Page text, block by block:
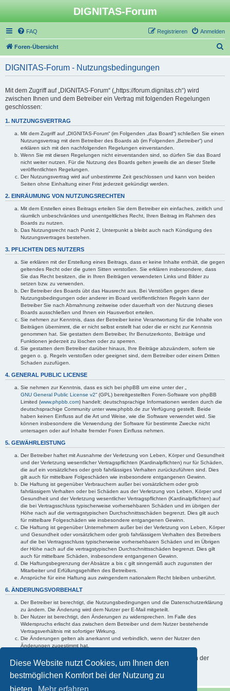
Diese Website nutzt Cookies, um Ihnen den
bestmöglichen Komfort bei der Nutzung zu
DIGNITAS-Forum
FAQ Anmelden
Registrieren
Foren-Übersicht
DIGNITAS-Forum - Nutzungsbedingungen
Mit dem Zugriff auf „DIGNITAS-Forum“ („https://forum.dignitas.ch“) wird
zwischen Ihnen und dem Betreiber ein Vertrag mit folgenden Regelungen
geschlossen:
1. NUTZUNGSVERTRAG
Mit dem Zugriff auf „DIGNITAS-Forum“ (im Folgenden „das Board“) schließen Sie einen
Nutzungsvertrag mit dem Betreiber des Boards ab (im Folgenden „Betreiber“) und
erklären sich mit den nachfolgenden Regelungen einverstanden.
Wenn Sie mit diesen Regelungen nicht einverstanden sind, so dürfen Sie das Board
nicht weiter nutzen. Für die Nutzung des Boards gelten jeweils die an dieser Stelle
veröffentlichten Regelungen.
Der Nutzungsvertrag wird auf unbestimmte Zeit geschlossen und kann von beiden
Seiten ohne Einhaltung einer Frist jederzeit gekündigt werden.
2. EINRÄUMUNG VON NUTZUNGSRECHTEN
Mit dem Erstellen eines Beitrags erteilen Sie dem Betreiber ein einfaches, zeitlich und
räumlich unbeschränktes und unentgeltliches Recht, Ihren Beitrag im Rahmen des
Boards zu nutzen.
Das Nutzungsrecht nach Punkt 2, Unterpunkt a bleibt auch nach Kündigung des
Nutzungsvertrages bestehen.
3. PFLICHTEN DES NUTZERS
Sie erklären mit der Erstellung eines Beitrags, dass er keine Inhalte enthält, die gegen
geltendes Recht oder die guten Sitten verstoßen. Sie erklären insbesondere, dass
Sie das Recht besitzen, die in Ihren Beiträgen verwendeten Links und Bilder zu
setzen bzw. zu verwenden.
Der Betreiber des Boards übt das Hausrecht aus. Bei Verstößen gegen diese
Nutzungsbedingungen oder anderer im Board veröffentlichten Regeln kann der
Betreiber Sie nach Abmahnung zeitweise oder dauerhaft von der Nutzung dieses
Boards ausschließen und Ihnen ein Hausverbot erteilen.
Sie nehmen zur Kenntnis, dass der Betreiber keine Verantwortung für die Inhalte von
Beiträgen übernimmt, die er nicht selbst erstellt hat oder die er nicht zur Kenntnis
genommen hat. Sie gestatten dem Betreiber, Ihr Benutzerkonto, Beiträge und
Funktionen jederzeit zu löschen oder zu sperren.
Sie gestatten dem Betreiber darüber hinaus, Ihre Beiträge abzuändern, sofern sie
gegen o. g. Regeln verstoßen oder geeignet sind, dem Betreiber oder einem Dritten
Schaden zuzufügen.
4. GENERAL PUBLIC LICENSE
Sie nehmen zur Kenntnis, dass es sich bei phpBB um eine unter der „
GNU General Public License v2“ (GPL) bereitgestellten Foren-Software von phpBB
Limited (www.phpbb.com) handelt; deutschsprachige Informationen werden durch die
deutschsprachige Community unter www.phpbb.de zur Verfügung gestellt. Beide
haben keinen Einfluss auf die Art und Weise, wie die Software verwendet wird. Sie
können insbesondere die Verwendung der Software für bestimmte Zwecke nicht
untersagen oder auf Inhalte fremder Foren Einfluss nehmen.
5. GEWÄHRLEISTUNG
Der Betreiber haftet mit Ausnahme der Verletzung von Leben, Körper und Gesundheit
und der Verletzung wesentlicher Vertragspflichten (Kardinalpflichten) nur für Schäden,
die auf ein vorsätzliches oder grob fahrlässiges Verhalten zurückzuführen sind. Dies
gilt auch für mittelbare Folgeschäden wie insbesondere entgangenen Gewinn.
Die Haftung ist gegenüber Verbrauchern außer bei vorsätzlichem oder grob
fahrlässigem Verhalten oder bei Schäden aus der Verletzung von Leben, Körper und
Gesundheit und der Verletzung wesentlicher Vertragspflichten (Kardinalpflichten) auf
die bei Vertragsschluss typischerweise vorhersehbaren Schäden und im übrigen der
Höhe nach auf die vertragstypischen Durchschnittsschäden begrenzt. Dies gilt auch
für mittelbare Folgeschäden wie insbesondere entgangenen Gewinn.
Die Haftung ist gegenüber Unternehmern außer bei der Verletzung von Leben, Körper
und Gesundheit oder vorsätzlichem oder grob fahrlässigem Verhalten des Betreibers
auf die bei Vertragsschluss typischerweise vorhersehbaren Schäden und im Übrigen
der Höhe nach auf die vertragstypischen Durchschnittsschäden begrenzt. Dies gilt
auch für mittelbare Schäden, insbesondere entgangenen Gewinn.
Die Haftungsbegrenzung der Absätze a bis c gilt sinngemäß auch zugunsten der
Mitarbeiter und Erfüllungsgehilfen des Betreibers.
Ansprüche für eine Haftung aus zwingendem nationalem Recht bleiben unberührt.
6. ÄNDERUNGSVORBEHALT
Der Betreiber ist berechtigt, die Nutzungsbedingungen und die Datenschutzerklärung
zu ändern. Die Änderung wird dem Nutzer per E-Mail mitgeteilt.
Der Nutzer ist berechtigt, den Änderungen zu widersprechen. Im Falle des
Widerspruchs erlischt das zwischen dem Betreiber und dem Nutzer bestehende
Vertragsverhältnis mit sofortiger Wirkung.
Die Änderungen gelten als anerkannt und verbindlich, wenn der Nutzer den
Änderungen zugestimmt hat.
Informationen über den Umgang mit Ihren persönlichen Daten sind in der
Datenschutzerklärung enthalten.